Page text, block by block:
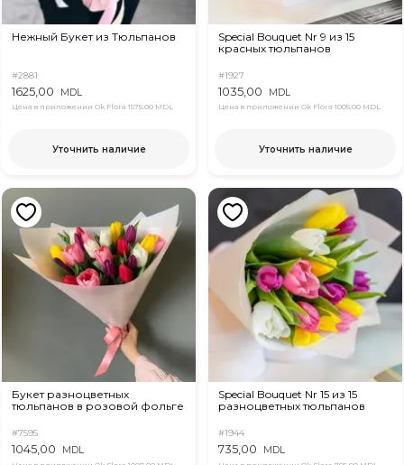
Нежный Букет из Тюльпанов
#2881
1625,00 MDL
Цена в приложении Ok Flora 1575,00 MDL
Уточнить наличие
Special Bouquet Nr 9 из 15
красных тюльпанов
#1927
1035,00 MDL
Цена в приложении Ok Flora 1005,00 MDL
Уточнить наличие
Букет разноцветных
тюльпанов в розовой фольге
#7595
1045,00 MDL
Special Bouquet Nr 15 из 15
разноцветных тюльпанов
#1944
735,00 MDL